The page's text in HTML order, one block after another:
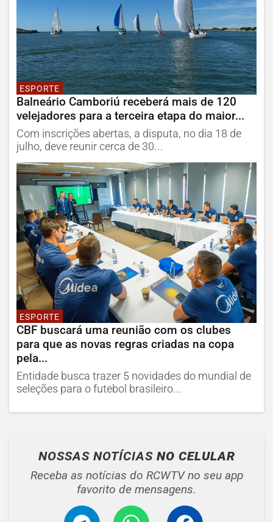
ESPORTE
Balneário Camboriú receberá mais de 120
velejadores para a terceira etapa do maior...
Com inscrições abertas, a disputa, no dia 18 de
julho, deve reunir cerca de 30...
ESPORTE
CBF buscará uma reunião com os clubes
para que as novas regras criadas na copa
pela...
Entidade busca trazer 5 novidades do mundial de
seleções para o futebol brasileiro...
NOSSAS NOTÍCIAS NO CELULAR
Receba as notícias do RCWTV no seu app
favorito de mensagens.